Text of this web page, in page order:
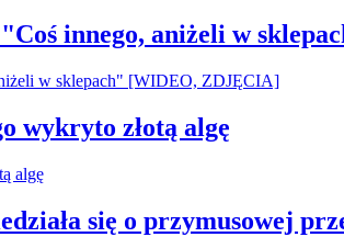
innego, aniżeli w
wykryto złotą algę
się o przymusowej